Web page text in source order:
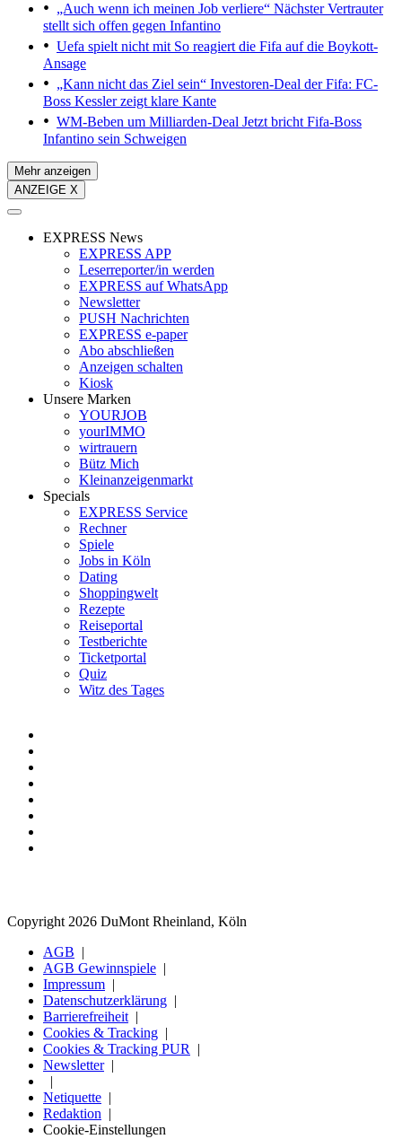
„Auch wenn ich meinen Job verliere“ Nächster Vertrauter
stellt sich offen gegen Infantino
Uefa spielt nicht mit So reagiert die Fifa auf die Boykott-
Ansage
„Kann nicht das Ziel sein“ Investoren-Deal der Fifa: FC-
Boss Kessler zeigt klare Kante
WM-Beben um Milliarden-Deal Jetzt bricht Fifa-Boss
Infantino sein Schweigen
Mehr anzeigen
ANZEIGE X
EXPRESS News
EXPRESS APP
Leserreporter/in werden
EXPRESS auf WhatsApp
Newsletter
PUSH Nachrichten
EXPRESS e-paper
Abo abschließen
Anzeigen schalten
Kiosk
Unsere Marken
YOURJOB
yourIMMO
wirtrauern
Bütz Mich
Kleinanzeigenmarkt
Specials
EXPRESS Service
Rechner
Spiele
Jobs in Köln
Dating
Shoppingwelt
Rezepte
Reiseportal
Testberichte
Ticketportal
Quiz
Witz des Tages
Copyright 2026 DuMont Rheinland, Köln
AGB
AGB Gewinnspiele
Impressum
Datenschutzerklärung
Barrierefreiheit
Cookies & Tracking
Cookies & Tracking PUR
Newsletter
Netiquette
Redaktion
Cookie-Einstellungen